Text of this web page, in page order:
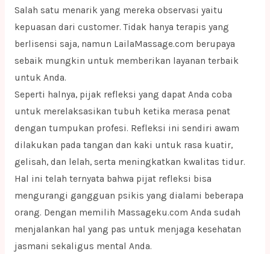
Salah satu menarik yang mereka observasi yaitu
kepuasan dari customer. Tidak hanya terapis yang
berlisensi saja, namun LailaMassage.com berupaya
sebaik mungkin untuk memberikan layanan terbaik
untuk Anda.
Seperti halnya, pijak refleksi yang dapat Anda coba
untuk merelaksasikan tubuh ketika merasa penat
dengan tumpukan profesi. Refleksi ini sendiri awam
dilakukan pada tangan dan kaki untuk rasa kuatir,
gelisah, dan lelah, serta meningkatkan kwalitas tidur.
Hal ini telah ternyata bahwa pijat refleksi bisa
mengurangi gangguan psikis yang dialami beberapa
orang. Dengan memilih Massageku.com Anda sudah
menjalankan hal yang pas untuk menjaga kesehatan
jasmani sekaligus mental Anda.